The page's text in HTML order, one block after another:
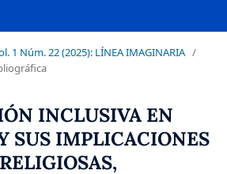
1 Núm. 22 (2025): LÍNEA IMAGINARIA /
INCLUSIVA EN
SUS IMPLICACIONES